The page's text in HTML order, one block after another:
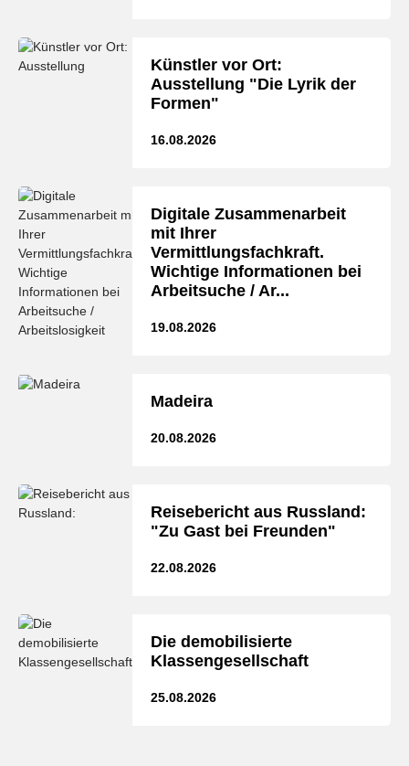
Künstler vor Ort:
Ausstellung "Die Lyrik der
Formen"
16.08.2026
Digitale Zusammenarbeit
mit Ihrer
Vermittlungsfachkraft.
Wichtige Informationen bei
Arbeitsuche / Ar...
19.08.2026
Madeira
20.08.2026
Reisebericht aus Russland:
"Zu Gast bei Freunden"
22.08.2026
Die demobilisierte
Klassengesellschaft
25.08.2026